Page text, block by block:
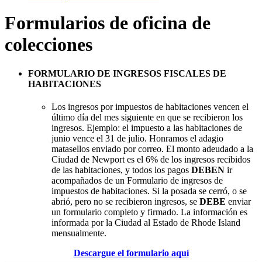
Formularios de oficina de
colecciones
FORMULARIO DE INGRESOS FISCALES DE
HABITACIONES
Los ingresos por impuestos de habitaciones vencen el
último día del mes siguiente en que se recibieron los
ingresos. Ejemplo: el impuesto a las habitaciones de
junio vence el 31 de julio. Honramos el adagio
matasellos enviado por correo. El monto adeudado a la
Ciudad de Newport es el 6% de los ingresos recibidos
de las habitaciones, y todos los pagos DEBEN ir
acompañados de un Formulario de ingresos de
impuestos de habitaciones. Si la posada se cerró, o se
abrió, pero no se recibieron ingresos, se DEBE enviar
un formulario completo y firmado. La información es
informada por la Ciudad al Estado de Rhode Island
mensualmente.
Descargue el formulario aquí